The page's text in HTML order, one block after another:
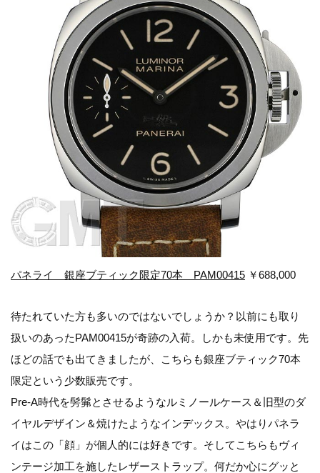
パネライ 銀座ブティック限定70本 PAM00415 ￥688,000
待たれていた方も多いのではないでしょうか？以前にも取り
扱いのあったPAM00415が奇跡の入荷。しかも未使用です。先
ほどの話でも出てきましたが、こちらも銀座ブティック70本
限定という少数販売です。
Pre-A時代を髣髴とさせるようなルミノールケース＆旧型のダ
イヤルデザイン＆焼けたようなインデックス。やはりパネラ
イはこの「顔」が個人的には好きです。そしてこちらもヴィ
ンテージ加工を施したレザーストラップ。何だか心にグッと